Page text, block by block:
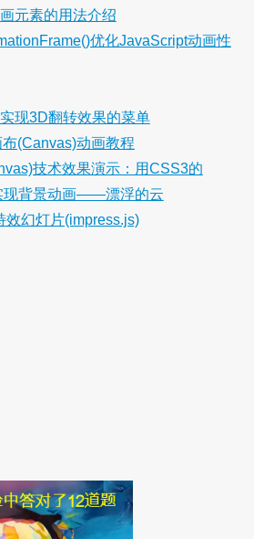
元素的用法介绍
优化JavaScript动画性
现3D翻转效果的菜单
(Canvas)动画教程
技术效果演示：用CSS3的
现背景动画——漂浮的云
效幻灯片(impress.js)